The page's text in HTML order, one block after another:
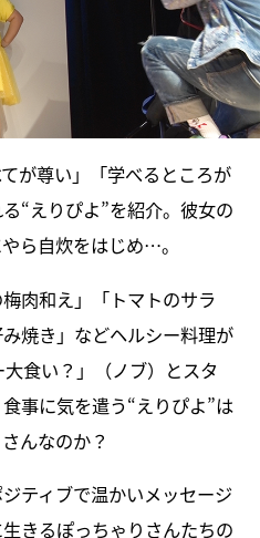
が尊い」「学べるところが
“えりぴよ”を紹介。彼女の
ら自炊をはじめ…。
肉和え」「トマトのサラ
焼き」などヘルシー料理が
食い？」（ノブ）とスタ
事に気を遣う“えりぴよ”は
んなのか？
ティブで温かいメッセージ
きるぽっちゃりさんたちの